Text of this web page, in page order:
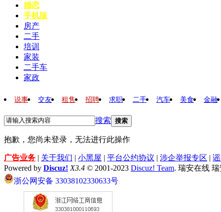
婚恋
手机版
房产
二手
培训
家装
二手车
家政
说事 交友 租售 招聘 求职 二手 汽车 美食 金融
搜索 搜索
抱歉，您尚未登录，无法进行此操作
广告业务 | 关于我们 | 小黑屋 | 平台公约协议 | 涉企举报专区 |
Powered by Discuz! X3.4 © 2001-2023 Discuz! Team. 瑞安在线
浙公网安备 33038102330633号